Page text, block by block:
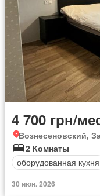
4 700 грн/
Вознесеновский,
2 Комнаты
оборудованная кухня
30 июн. 2026